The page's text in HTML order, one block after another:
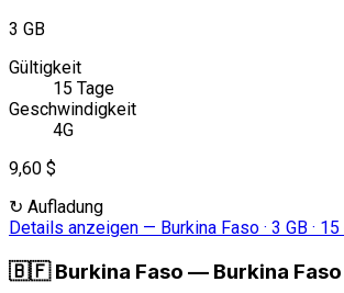
3 GB
Gültigkeit
15 Tage
Geschwindigkeit
4G
9,60 $
↻ Aufladung
Details anzeigen — Burkina Faso · 3 GB ·
🇧🇫 Burkina Faso — Burkina Faso